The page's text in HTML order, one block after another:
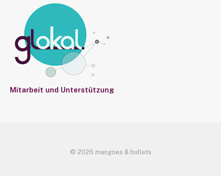
Mitarbeit und Unterstützung
© 2026 mangoes & bullets